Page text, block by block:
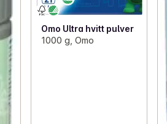
Omo Ultra hvitt pulver
1000 g, Omo